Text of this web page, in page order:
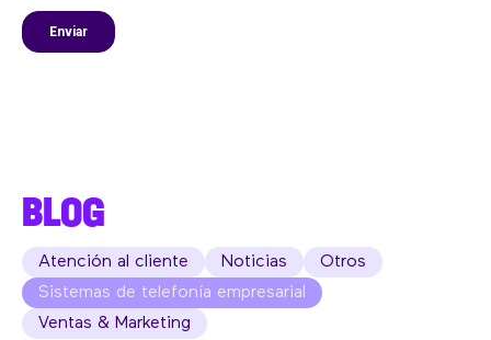
BLOG
Atención al cliente Noticias
Otros
Sistemas de telefonía empresarial
Ventas & Marketing